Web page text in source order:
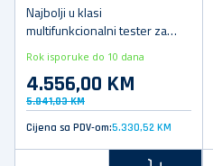
Najbolji u klasi
multifunkcionalni tester za
instalacije.
Rok isporuke do 10 dana
4.556,00 KM
5.841,03 KM
Cijena sa PDV-om:5.330,52 KM